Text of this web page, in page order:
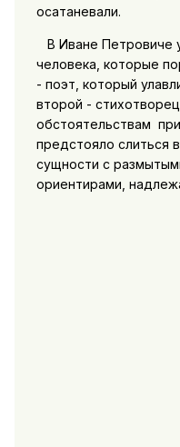
осатаневали.
В Иване Петровиче
человека, которые
- поэт, который
второй -
обстоятельствам
предстояло слиться
сущности с
ориентирами,